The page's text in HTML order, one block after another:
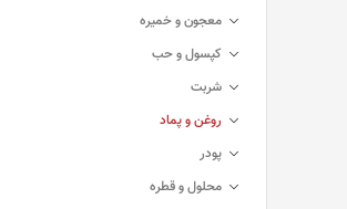
معجون و خمیره
کپسول و حب
شربت
روغن و پماد
پودر
محلول و قطره